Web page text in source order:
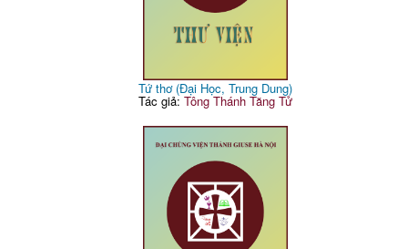
Tứ thơ (Đại Học, Trung Dung)
Tác giả: Tông Thánh Tăng Tử